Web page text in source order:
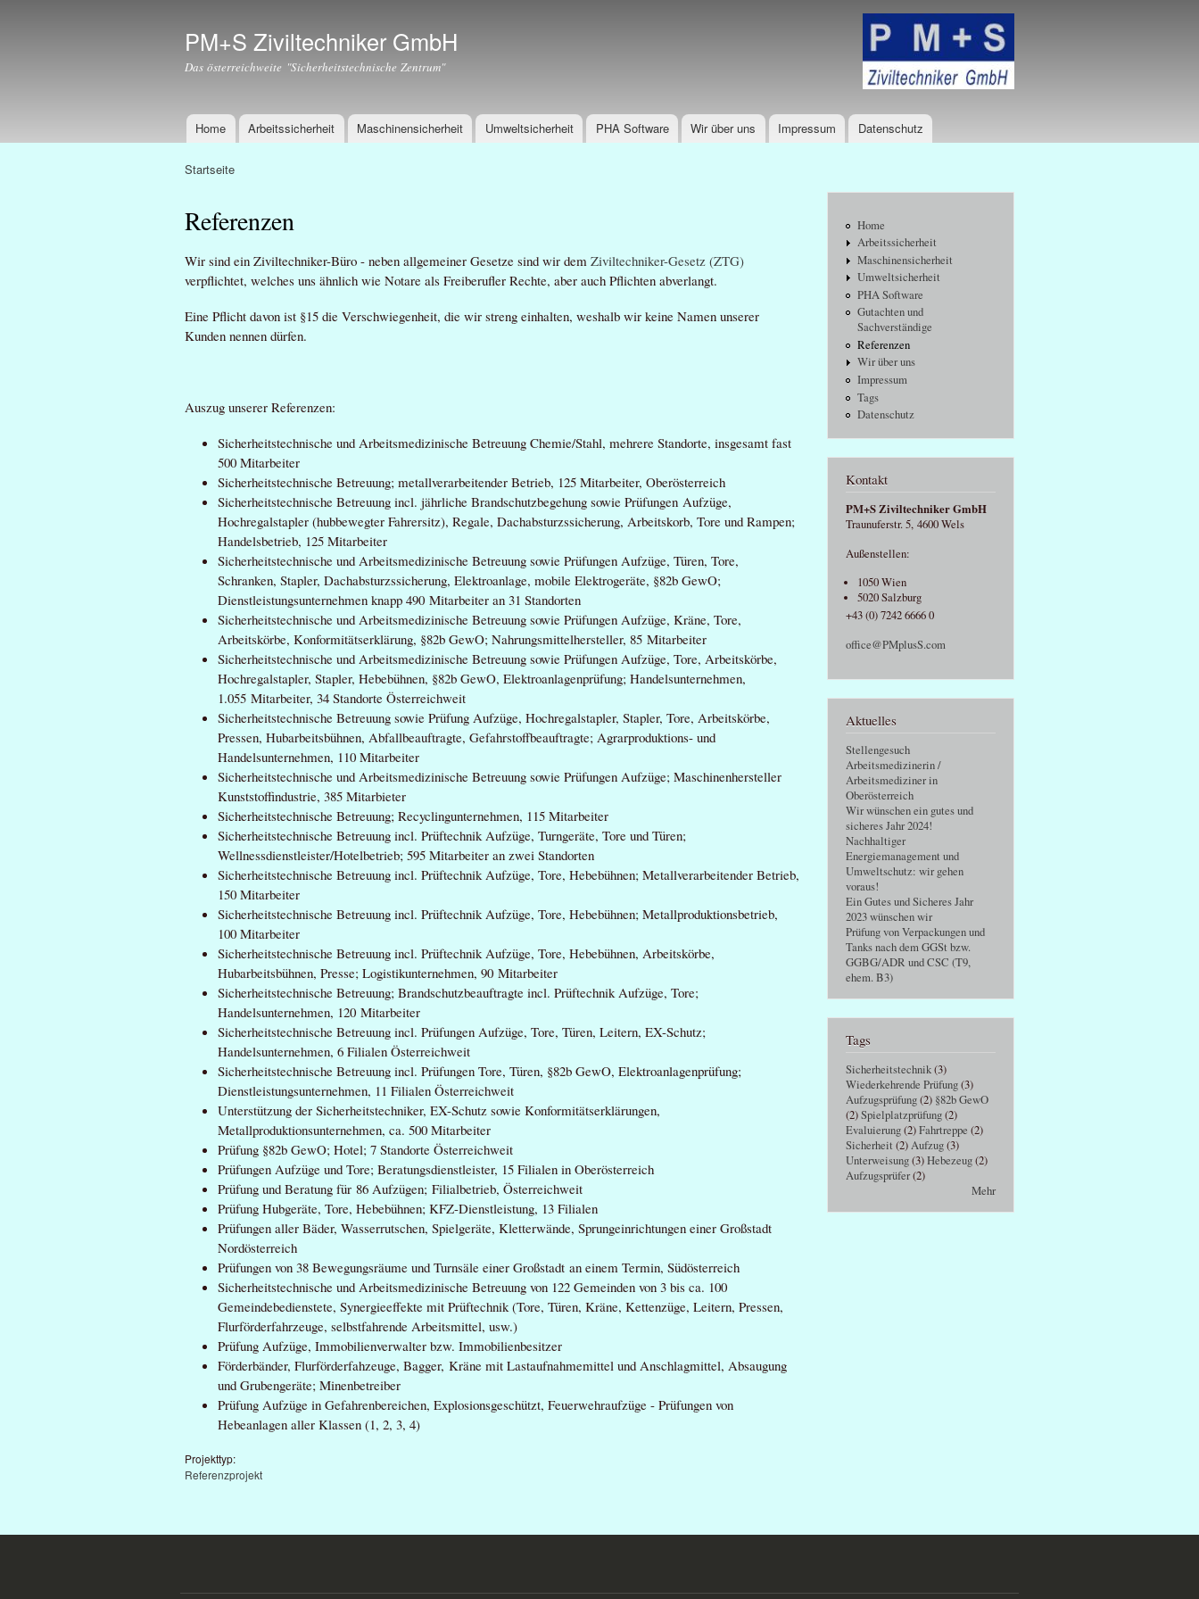
PM+S Ziviltechniker GmbH
Das österreichweite "Sicherheitstechnische Zentrum"
Logo
Hauptmenü
Home Arbeitssicherheit Maschinensicherheit Umweltsicherheit PHA Software Wir über uns Impressum Datenschutz
Startseite
Referenzen
Wir sind ein Ziviltechniker-Büro - neben allgemeiner Gesetze sind wir dem Ziviltechniker-Gesetz (ZTG)
verpflichtet, welches uns ähnlich wie Notare als Freiberufler Rechte, aber auch Pflichten abverlangt.
Eine Pflicht davon ist §15 die Verschwiegenheit, die wir streng einhalten, weshalb wir keine Namen unserer
Kunden nennen dürfen.
Auszug unserer Referenzen:
Sicherheitstechnische und Arbeitsmedizinische Betreuung Chemie/Stahl, mehrere Standorte, insgesamt fast
500 Mitarbeiter
Sicherheitstechnische Betreuung; metallverarbeitender Betrieb, 125 Mitarbeiter, Oberösterreich
Sicherheitstechnische Betreuung incl. jährliche Brandschutzbegehung sowie Prüfungen Aufzüge,
Hochregalstapler (hubbewegter Fahrersitz), Regale, Dachabsturzssicherung, Arbeitskorb, Tore und Rampen;
Handelsbetrieb, 125 Mitarbeiter
Sicherheitstechnische und Arbeitsmedizinische Betreuung sowie Prüfungen Aufzüge, Türen, Tore,
Schranken, Stapler, Dachabsturzssicherung, Elektroanlage, mobile Elektrogeräte, §82b GewO;
Dienstleistungsunternehmen knapp 490 Mitarbeiter an 31 Standorten
Sicherheitstechnische und Arbeitsmedizinische Betreuung sowie Prüfungen Aufzüge, Kräne, Tore,
Arbeitskörbe, Konformitätserklärung, §82b GewO; Nahrungsmittelhersteller, 85 Mitarbeiter
Sicherheitstechnische und Arbeitsmedizinische Betreuung sowie Prüfungen Aufzüge, Tore, Arbeitskörbe,
Hochregalstapler, Stapler, Hebebühnen, §82b GewO, Elektroanlagenprüfung; Handelsunternehmen,
1.055 Mitarbeiter, 34 Standorte Österreichweit
Sicherheitstechnische Betreuung sowie Prüfung Aufzüge, Hochregalstapler, Stapler, Tore, Arbeitskörbe,
Pressen, Hubarbeitsbühnen, Abfallbeauftragte, Gefahrstoffbeauftragte; Agrarproduktions- und
Handelsunternehmen, 110 Mitarbeiter
Sicherheitstechnische und Arbeitsmedizinische Betreuung sowie Prüfungen Aufzüge; Maschinenhersteller
Kunststoffindustrie, 385 Mitarbieter
Sicherheitstechnische Betreuung; Recyclingunternehmen, 115 Mitarbeiter
Sicherheitstechnische Betreuung incl. Prüftechnik Aufzüge, Turngeräte, Tore und Türen;
Wellnessdienstleister/Hotelbetrieb; 595 Mitarbeiter an zwei Standorten
Sicherheitstechnische Betreuung incl. Prüftechnik Aufzüge, Tore, Hebebühnen; Metallverarbeitender Betrieb,
150 Mitarbeiter
Sicherheitstechnische Betreuung incl. Prüftechnik Aufzüge, Tore, Hebebühnen; Metallproduktionsbetrieb,
100 Mitarbeiter
Sicherheitstechnische Betreuung incl. Prüftechnik Aufzüge, Tore, Hebebühnen, Arbeitskörbe,
Hubarbeitsbühnen, Presse; Logistikunternehmen, 90 Mitarbeiter
Sicherheitstechnische Betreuung; Brandschutzbeauftragte incl. Prüftechnik Aufzüge, Tore;
Handelsunternehmen, 120 Mitarbeiter
Sicherheitstechnische Betreuung incl. Prüfungen Aufzüge, Tore, Türen, Leitern, EX-Schutz;
Handelsunternehmen, 6 Filialen Österreichweit
Sicherheitstechnische Betreuung incl. Prüfungen Tore, Türen, §82b GewO, Elektroanlagenprüfung;
Dienstleistungsunternehmen, 11 Filialen Österreichweit
Unterstützung der Sicherheitstechniker, EX-Schutz sowie Konformitätserklärungen,
Metallproduktionsunternehmen, ca. 500 Mitarbeiter
Prüfung §82b GewO; Hotel; 7 Standorte Österreichweit
Prüfungen Aufzüge und Tore; Beratungsdienstleister, 15 Filialen in Oberösterreich
Prüfung und Beratung für 86 Aufzügen; Filialbetrieb, Österreichweit
Prüfung Hubgeräte, Tore, Hebebühnen; KFZ-Dienstleistung, 13 Filialen
Prüfungen aller Bäder, Wasserrutschen, Spielgeräte, Kletterwände, Sprungeinrichtungen einer Großstadt
Nordösterreich
Prüfungen von 38 Bewegungsräume und Turnsäle einer Großstadt an einem Termin, Südösterreich
Sicherheitstechnische und Arbeitsmedizinische Betreuung von 122 Gemeinden von 3 bis ca. 100
Gemeindebedienstete, Synergieeffekte mit Prüftechnik (Tore, Türen, Kräne, Kettenzüge, Leitern, Pressen,
Flurförderfahrzeuge, selbstfahrende Arbeitsmittel, usw.)
Prüfung Aufzüge, Immobilienverwalter bzw. Immobilienbesitzer
Förderbänder, Flurförderfahzeuge, Bagger, Kräne mit Lastaufnahmemittel und Anschlagmittel, Absaugung
und Grubengeräte; Minenbetreiber
Prüfung Aufzüge in Gefahrenbereichen, Explosionsgeschützt, Feuerwehraufzüge - Prüfungen von
Hebeanlagen aller Klassen (1, 2, 3, 4)
Projekttyp:
Referenzprojekt
Home
Arbeitssicherheit
Maschinensicherheit
Umweltsicherheit
PHA Software
Gutachten und
Sachverständige
Referenzen
Wir über uns
Impressum
Tags
Datenschutz
Kontakt
PM+S Ziviltechniker GmbH
Traunuferstr. 5, 4600 Wels
Außenstellen:
1050 Wien
5020 Salzburg
+43 (0) 7242 6666 0
office@PMplusS.com
Aktuelles
Stellengesuch
Arbeitsmedizinerin /
Arbeitsmediziner in
Oberösterreich
Wir wünschen ein gutes und
sicheres Jahr 2024!
Nachhaltiger
Energiemanagement und
Umweltschutz: wir gehen
voraus!
Ein Gutes und Sicheres Jahr
2023 wünschen wir
Prüfung von Verpackungen und
Tanks nach dem GGSt bzw.
GGBG/ADR und CSC (T9,
ehem. B3)
Tags
Sicherheitstechnik(3)
Wiederkehrende Prüfung(3)
Aufzugsprüfung(2) §82b GewO
(2)Spielplatzprüfung(2)
Evaluierung(2)Fahrtreppe (2)
Sicherheit (2)Aufzug(3)
Unterweisung(3)Hebezeug(2)
Aufzugsprüfer(2)
Mehr